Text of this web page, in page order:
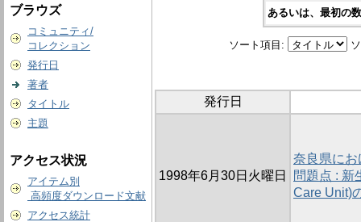
ブラウズ
コミュニティ/
コレクション
発行日
著者
タイトル
主題
アクセス状況
アイテム別
高頻度ダウンロード文献
アクセス統計
あるいは、最初の
ソート項目:
発行日
1998年6月30日火曜日
奈良県に
問題点 : 新
Care Unit)